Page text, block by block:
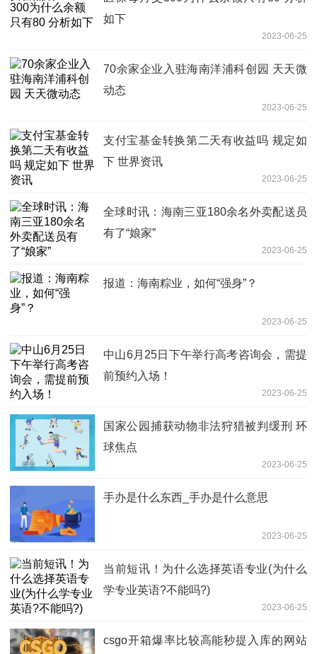
如下
2023-06-25
70余家企业入驻海南洋浦科创园 天天微
动态
2023-06-25
支付宝基金转换第二天有收益吗 规定如
下 世界资讯
2023-06-25
全球时讯：海南三亚180余名外卖配送员
有了“娘家”
2023-06-25
报道：海南粽业，如何“强身”？
2023-06-25
中山6月25日下午举行高考咨询会，需提
前预约入场！
2023-06-25
国家公园捕获动物非法狩猎被判缓刑 环
球焦点
2023-06-25
手办是什么东西_手办是什么意思
2023-06-25
当前短讯！为什么选择英语专业(为什么
学专业英语?不能吗?)
2023-06-25
csgo开箱爆率比较高能秒提入库的网站